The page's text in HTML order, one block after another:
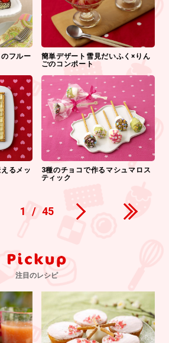
フルー
簡単デザート雪見だいふく×りん
ごのコンポート
るメッ
3種のチョコで作るマシュマロス
ティック
1 / 45
注目のレシピ